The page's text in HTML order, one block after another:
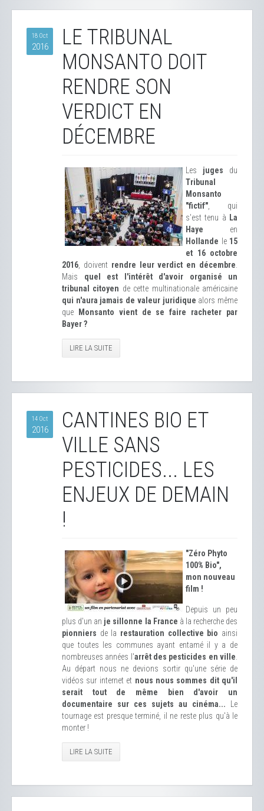
18 Oct
2016
LE TRIBUNAL
MONSANTO DOIT
RENDRE SON
VERDICT EN
DÉCEMBRE
Les juges du
Tribunal
Monsanto
"fictif" , qui
s'est tenu à La
Haye en
Hollande le 15
et 16 octobre
2016 , doivent rendre leur verdict en décembre
Mais quel est l'intérêt d'avoir organisé un
tribunal citoyen de cette multinationale américaine
qui n'aura jamais de valeur juridique alors même
que
Monsanto vient de se faire racheter par
Bayer ?
LIRE LA SUITE
14 Oct
2016
CANTINES BIO ET
VILLE SANS
PESTICIDES... LES
ENJEUX DE DEMAIN
!
"Zéro Phyto
100% Bio",
mon nouveau
film !
Depuis un peu
plus d'un an je sillonne la France à la recherche des
pionniers de la restauration collective bio ainsi
que toutes les communes ayant entamé il y a de
nombreuses années l'arrêt des pesticides en ville
Au départ nous ne devions sortir qu'une série de
vidéos sur internet et nous nous sommes dit qu'il
serait tout de même bien d'avoir un
documentaire sur ces sujets au cinéma... Le
tournage est presque terminé, il ne reste plus qu'à le
monter !
LIRE LA SUITE